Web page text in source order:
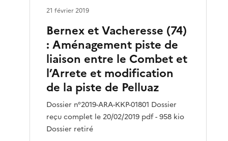
Bernex et Vacheresse (74)
: Aménagement piste de
liaison entre le Combet et
l’Arrete et modification
de la piste de Pelluaz
Dossier n°2019-ARA-KKP-01801 Dossier
reçu complet le 20/02/2019 pdf - 958 kio
Dossier retiré
21 février 2019